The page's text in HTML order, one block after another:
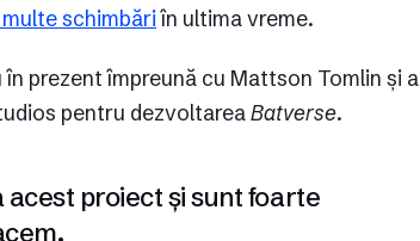
schimbăriîn ultima vreme.
prezent împreună cu Mattson Tomlin și a
pentru dezvoltareaBatverse.
proiect și sunt foarte